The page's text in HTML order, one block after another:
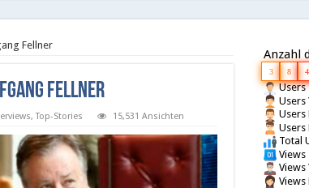
Fellner
Fellner
,Top-Stories 15,531 Ansichten
Anzahl
3 8 4
Users
Users
Users
Users
Total
Views
Views
Views